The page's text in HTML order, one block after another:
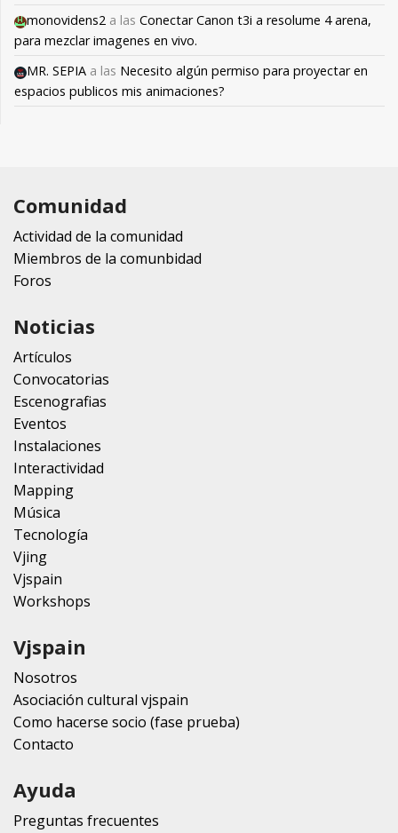
monovidens2 a las Conectar Canon t3i a resolume 4 arena,
para mezclar imagenes en vivo.
MR. SEPIA a las Necesito algún permiso para proyectar en
espacios publicos mis animaciones?
Comunidad
Actividad de la comunidad
Miembros de la comunbidad
Foros
Noticias
Artículos
Convocatorias
Escenografias
Eventos
Instalaciones
Interactividad
Mapping
Música
Tecnología
Vjing
Vjspain
Workshops
Vjspain
Nosotros
Asociación cultural vjspain
Como hacerse socio (fase prueba)
Contacto
Ayuda
Preguntas frecuentes